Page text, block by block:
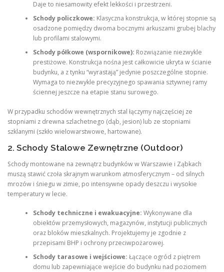
Daje to niesamowity efekt lekkości i przestrzeni.
Schody policzkowe: Klasyczna konstrukcja, w której stopnie są
osadzone pomiędzy dwoma bocznymi arkuszami grubej blachy
lub profilami stalowymi.
Schody półkowe (wspornikowe): Rozwiązanie niezwykle
prestiżowe. Konstrukcja nośna jest całkowicie ukryta w ścianie
budynku, a z tynku “wyrastają” jedynie poszczególne stopnie.
Wymaga to niezwykle precyzyjnego spawania sztywnej ramy
ściennej jeszcze na etapie stanu surowego.
W przypadku schodów wewnętrznych stal łączymy najczęściej ze
stopniami z drewna szlachetnego (dąb, jesion) lub ze stopniami
szklanymi (szkło wielowarstwowe, hartowane).
2. Schody Stalowe Zewnętrzne (Outdoor)
Schody montowane na zewnątrz budynków w Warszawie i Ząbkach
muszą stawić czoła skrajnym warunkom atmosferycznym – od silnych
mrozów i śniegu w zimie, po intensywne opady deszczu i wysokie
temperatury w lecie.
Schody techniczne i ewakuacyjne: Wykonywane dla
obiektów przemysłowych, magazynów, instytucji publicznych
oraz bloków mieszkalnych. Projektujemy je zgodnie z
przepisami BHP i ochrony przeciwpożarowej.
Schody tarasowe i wejściowe: Łączące ogród z piętrem
domu lub zapewniające wejście do budynku nad poziomem